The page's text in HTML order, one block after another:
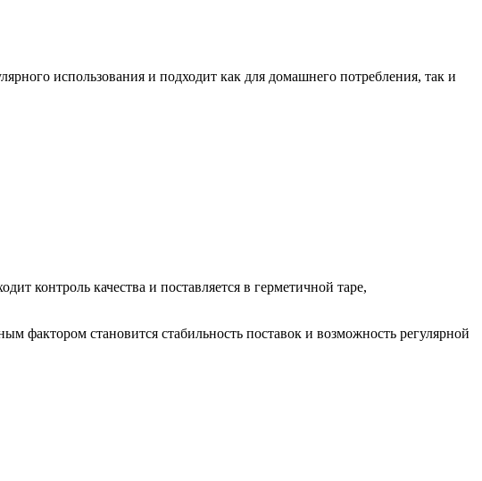
использования и подходит как для домашнего потребления, так и
контроль качества и поставляется в герметичной таре,
становится стабильность поставок и возможность регулярной